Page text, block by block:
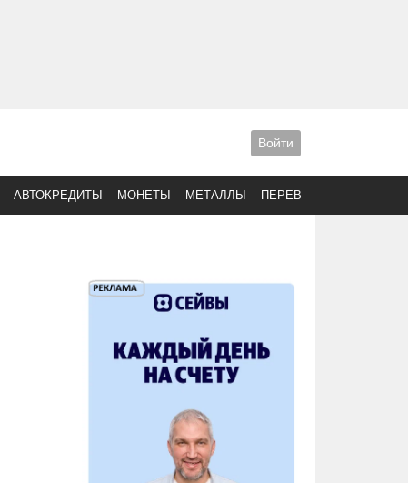
Войти
АВТОКРЕДИТЫ МОНЕТЫ МЕТАЛЛЫ ПЕРЕВОДЫ